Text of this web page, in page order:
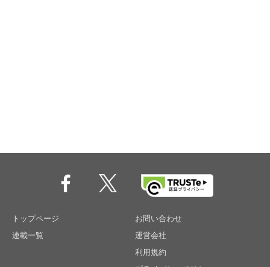
トップページ
連載一覧
お問い合わせ
運営会社
利用規約